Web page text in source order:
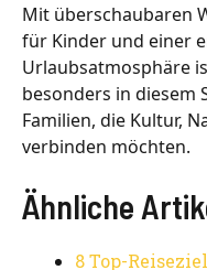
Mit überschaubaren
für Kinder und einer
Urlaubsatmosphäre
besonders in
Familien, die Kultur,
verbinden möchten.
Ähnliche
8 Top-